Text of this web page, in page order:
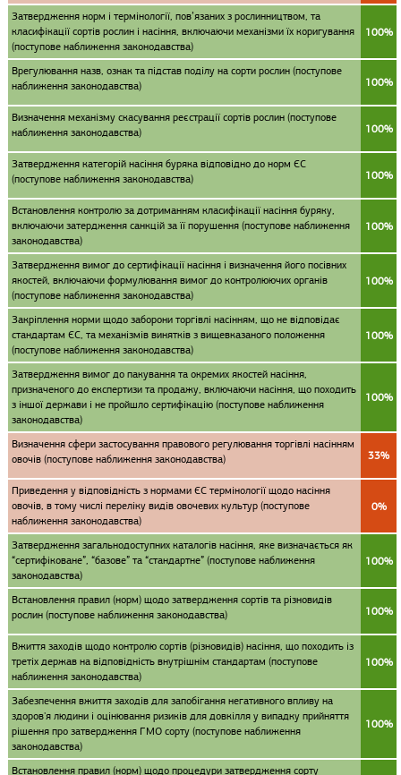
Затвердження норм і термінології, пов’язаних з рослинництвом, та
класифікації сортів рослин і насіння, включаючи механізми їх коригування
(поступове наближення законодавства)
100%
Врегулювання назв, ознак та підстав поділу на сорти рослин (поступове
наближення законодавства)
100%
Визначення механізму скасування реєстрації сортів рослин (поступове
наближення законодавства)
100%
Затвердження категорій насіння буряка відповідно до норм ЄС
(поступове наближення законодавства)
100%
Встановлення контролю за дотриманням класифікації насіння буряку,
включаючи затердження санкцій за її порушення (поступове наближення
законодавства)
100%
Затвердження вимог до сертифікації насіння і визначення його посівних
якостей, включаючи формулювання вимог до контролюючих органів
(поступове наближення законодавства)
100%
Закріплення норми щодо заборони торгівлі насінням, що не відповідає
стандартам ЄС, та механізмів винятків з вищевказаного положення
(поступове наближення законодавства)
100%
Затвердження вимог до пакування та окремих якостей насіння,
призначеного до експертизи та продажу, включаючи насіння, що походить
з іншої держави і не пройшло сертифікацію (поступове наближення
законодавства)
100%
Визначення сфери застосування правового регулювання торгівлі насінням
овочів (поступове наближення законодавства)
33%
Приведення у відповідність з нормами ЄС термінології щодо насіння
овочів, в тому числі переліку видів овочевих культур (поступове
наближення законодавства)
0%
Затвердження загальнодоступних каталогів насіння, яке визначається як
“сертифіковане”, “базове” та “стандартне” (поступове наближення
законодавства)
100%
Встановлення правил (норм) щодо затвердження сортів та різновидів
рослин (поступове наближення законодавства)
100%
Вжиття заходів щодо контролю сортів (різновидів) насіння, що походить із
третіх держав на відповідність внутрішнім стандартам (поступове
наближення законодавства)
100%
Забезпечення вжиття заходів для запобігання негативного впливу на
здоров'я людини і оцінювання ризиків для довкілля у випадку прийняття
рішення про затвердження ГМО сорту (поступове наближення
законодавства)
100%
Встановлення правил (норм) щодо процедури затвердження сорту